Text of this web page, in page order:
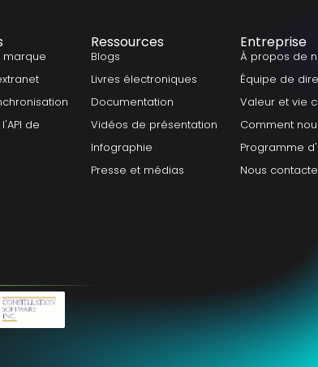
de
Ressources
Blogs
Livres électroniques
Documentation
Vidéos de présentation
Infographie
Presse et médias
Entreprise
À propos de
Équipe de
Valeur et vie
Comment
Programme
Nous